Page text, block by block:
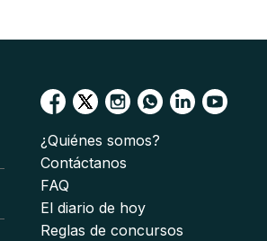
¿Quiénes somos?
Contáctanos
FAQ
El diario de hoy
Reglas de concursos